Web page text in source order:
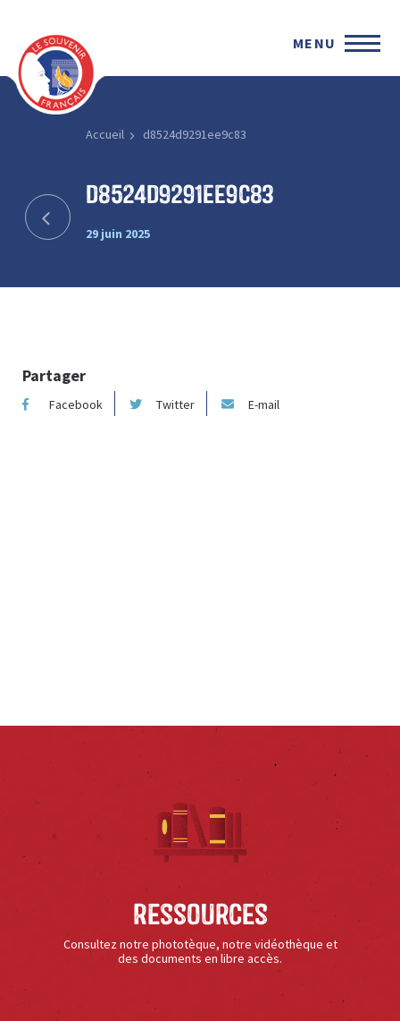
MENU
Accueil d8524d9291ee9c83
d8524d9291ee9c83
29 juin 2025
Partager
Facebook Twitter E-mail
Ressources
Consultez notre phototèque, notre vidéothèque et
des documents en libre accès.